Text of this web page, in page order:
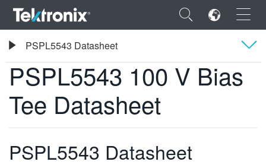
×
ENGLISH
DEUTSCH
Tektronix PSPL5543 100 V Bias Tee Datasheet
PSPL5543 100 V Bias
Tee Datasheet
PSPL5543 Datasheet
PSPL5543 Datasheet
Übersicht
Technische Daten